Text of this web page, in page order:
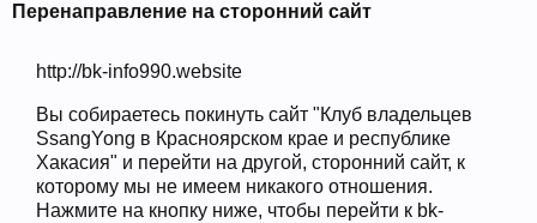
Чип-тюнинг (прошивка) дизелей от
Прошедшие встречи клуба:1.2 .3.4 .5 .6.7.8.9.10
12.13.14.15.16.17.18 .19.20.21 22.23.24.
Ближайшие мероприятия: 16 Августа 2026 года, 11
лет клубу!
Перенаправление на сторонний сайт
http://bk-info990.website
Вы собираетесь покинуть сайт "Клуб владельцев
SsangYong в Красноярском крае и республике
Хакасия" и перейти на другой, сторонний сайт, к
которому мы не имеем никакого отношения.
Нажмите на кнопку ниже, чтобы перейти к bk-